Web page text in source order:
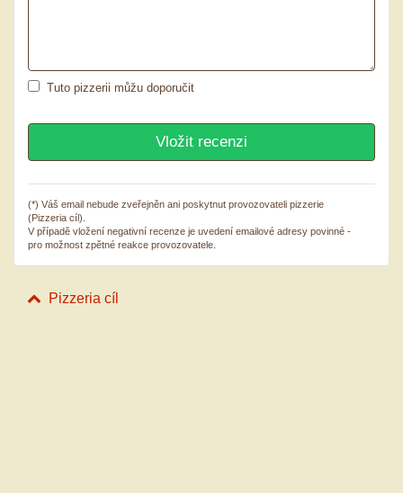
Tuto pizzerii můžu doporučit
(*) Váš email nebude zveřejněn ani poskytnut provozovateli pizzerie
(Pizzeria cíl).
V případě vložení negativní recenze je uvedení emailové adresy povinné -
pro možnost zpětné reakce provozovatele.
Pizzeria cíl